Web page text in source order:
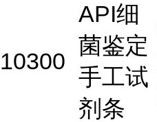
10300
API细
菌鉴定
手工试
剂条